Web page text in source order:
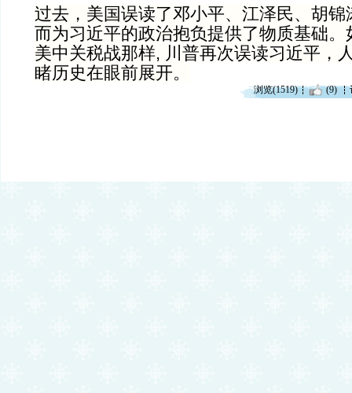
过去，美国误读了邓小平、江泽民、胡
而为习近平的政治抱负提供了物质基础
美中关税战那样, 川普再次误读习近平，
睹历史在眼前展开。
浏览(1519) (9)